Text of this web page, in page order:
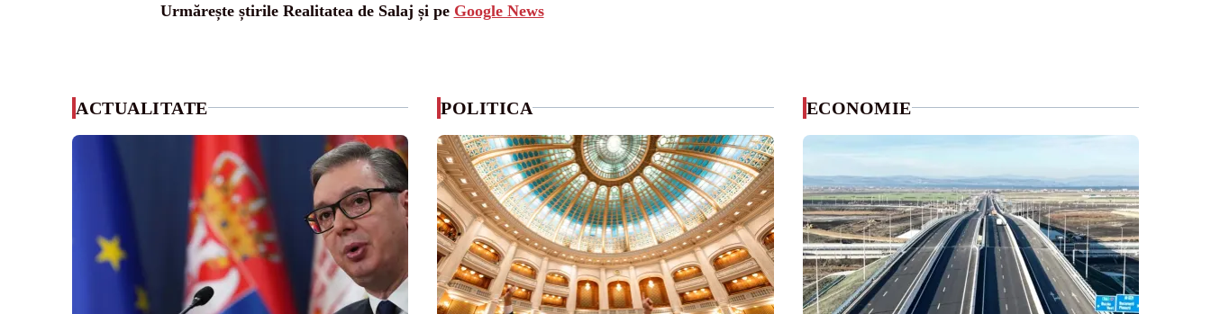
Urmărește știrile Realitatea de Salaj și pe Google News
ACTUALITATE POLITICA ECONOMIE